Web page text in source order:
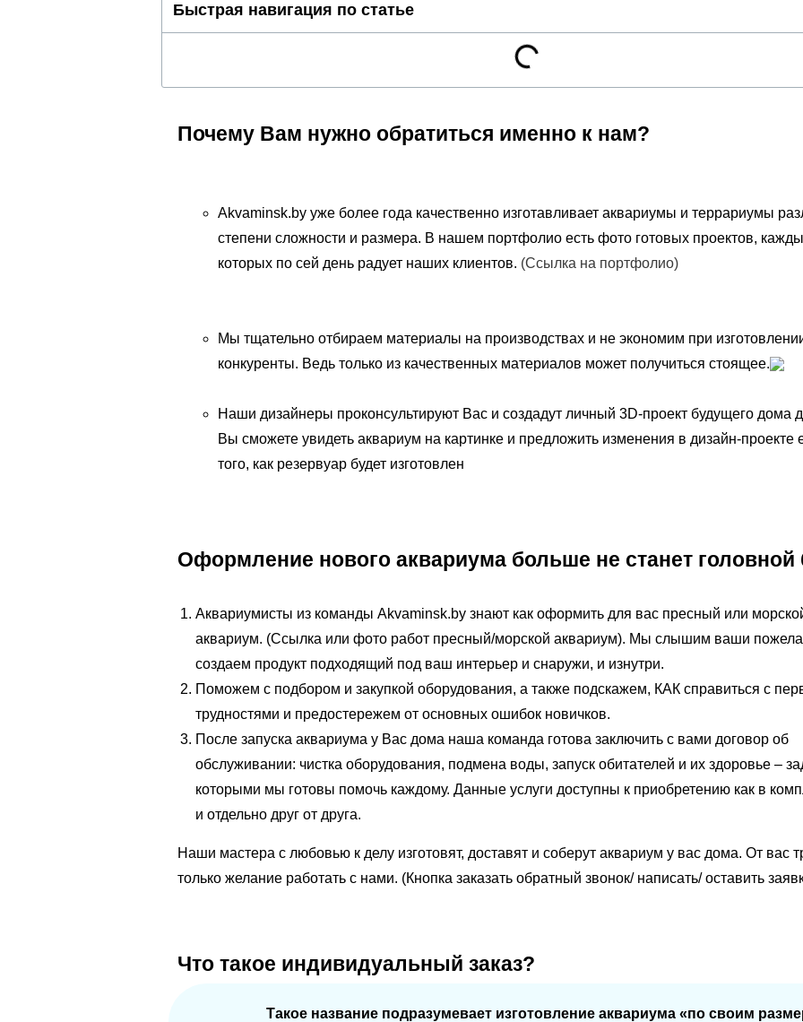
Быстрая навигация по статье
Почему Вам нужно обратиться именно к нам?
Akvaminsk.by уже более года качественно изготавливает аквариумы и террариумы
степени сложности и размера. В нашем портфолио есть фото готовых проектов,
которых по сей день радует наших клиентов. (Ссылка на портфолио)
Мы тщательно отбираем материалы на производствах и не экономим при
конкуренты. Ведь только из качественных материалов может получиться стоящее.
Наши дизайнеры проконсультируют Вас и создадут личный 3D-проект будущего дома
Вы сможете увидеть аквариум на картинке и предложить изменения в дизайн-проекте
того, как резервуар будет изготовлен
Оформление нового аквариума больше не станет
Аквариумисты из команды Akvaminsk.by знают как оформить для вас пресный или
аквариум. (Ссылка или фото работ пресный/морской аквариум). Мы слышим ваши
создаем продукт подходящий под ваш интерьер и снаружи, и изнутри.
Поможем с подбором и закупкой оборудования, а также подскажем, КАК справиться с
трудностями и предостережем от основных ошибок новичков.
После запуска аквариума у Вас дома наша команда готова заключить с вами договор об
обслуживании: чистка оборудования, подмена воды, запуск обитателей и их здоровье –
которыми мы готовы помочь каждому. Данные услуги доступны к приобретению как в
и отдельно друг от друга.
Наши мастера с любовью к делу изготовят, доставят и соберут аквариум у вас дома. От вас
только желание работать с нами. (Кнопка заказать обратный звонок/ написать/ оставить
Что такое индивидуальный заказ?
Такое название подразумевает изготовление аквариума «по своим